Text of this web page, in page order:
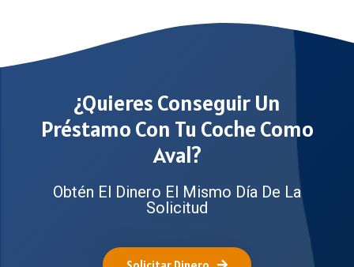
¿Quieres Conseguir Un
Préstamo Con Tu Coche Como
Aval?
Obtén El Dinero El Mismo Día De La
Solicitud